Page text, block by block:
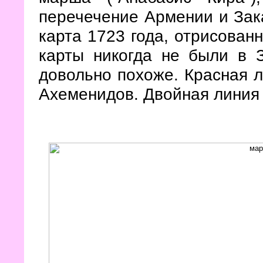
перечечение Армении и
карта 1723 года,
карты никогда не были в
довольно похоже. Красная
Ахеменидов. Двойная